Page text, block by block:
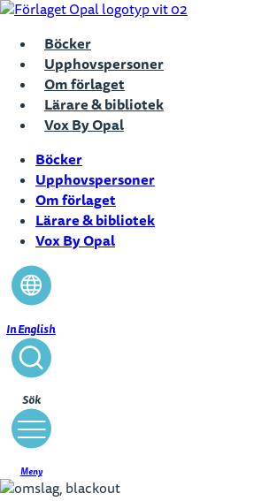
Hoppa
innehållBöcker
Upphovspersoner
Om förlaget
Lärare & bibliotek
Vox By Opal
Böcker
Upphovspersoner
Om förlaget
Lärare & bibliotek
Vox By Opal
In English
Sök
Stäng
Meny